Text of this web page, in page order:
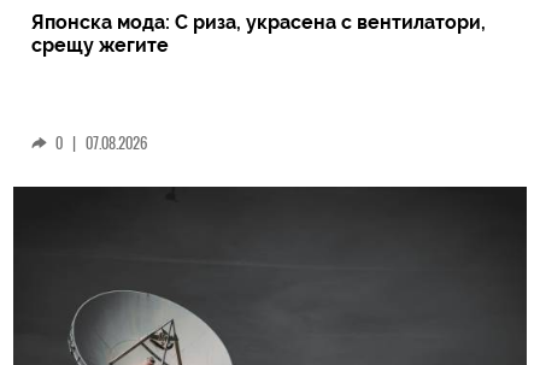
Японска мода: С риза, украсена с вентилатори,
срещу жегите
0 | 07.08.2026